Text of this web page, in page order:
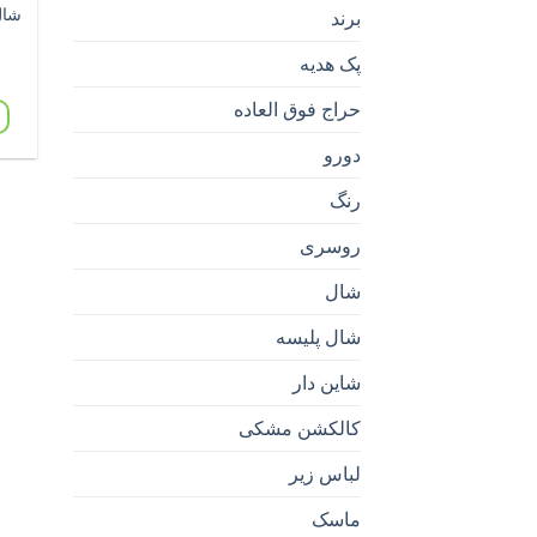
برند
پک هدیه
حراج فوق العاده
دورو
رنگ
روسری
شال
شال پلیسه
شاین دار
کالکشن مشکی
لباس زیر
ماسک